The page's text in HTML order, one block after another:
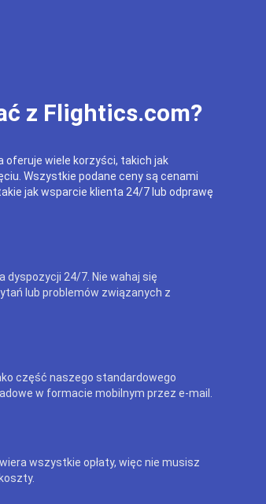
z Flightics.com?
oferuje wiele korzyści, takich jak
Wszystkie podane ceny są cenami
jak wsparcie klienta 24/7 lub odprawę
dyspozycji 24/7. Nie wahaj się
lub problemów związanych z
część naszego standardowego
w formacie mobilnym przez e-mail.
wszystkie opłaty, więc nie musisz